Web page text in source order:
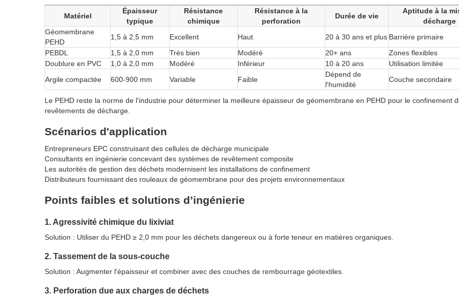
Matériel
Épaisseur
typique
Résistance
chimique
Résistance à la
perforation
Durée de vie
Aptitude à la
décharge
Géomembrane
PEHD
1,5 à 2,5 mm Excellent Haut 20 à 30 ans et plus Barrière primaire
PEBDL
1,5 à 2,0 mm Très bien Modéré 20+ ans
Zones flexibles
Doublure en PVC
1,0 à 2,0 mm Modéré Inférieur 10 à 20 ans
Utilisation limitée
Argile compactée
600-900 mm Variable Faible
Dépend de
l'humidité
Couche secondaire
Le PEHD reste la norme de l'industrie pour déterminer la meilleure épaisseur de géomembrane en PEHD pour le confinement
revêtements de décharge.
Scénarios d'application
Entrepreneurs EPC construisant des cellules de décharge municipale
Consultants en ingénierie concevant des systèmes de revêtement composite
Les autorités de gestion des déchets modernisent les installations de confinement
Distributeurs fournissant des rouleaux de géomembrane pour des projets environnementaux
Points faibles et solutions d’ingénierie
1. Agressivité chimique du lixiviat
Solution : Utiliser du PEHD ≥ 2,0 mm pour les déchets dangereux ou à forte teneur en matières organiques.
2. Tassement de la sous-couche
Solution : Augmenter l'épaisseur et combiner avec des couches de rembourrage géotextiles.
3. Perforation due aux charges de déchets